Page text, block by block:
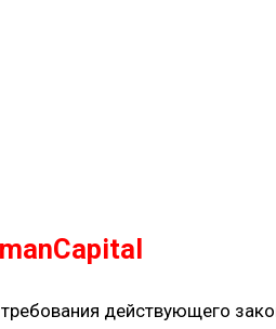
действующего